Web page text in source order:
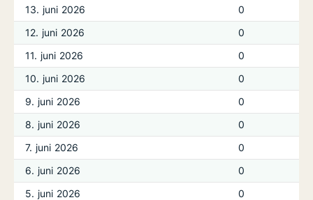
13. juni 2026
0
12. juni 2026
0
11. juni 2026
0
10. juni 2026
0
9. juni 2026
0
8. juni 2026
0
7. juni 2026
0
6. juni 2026
0
5. juni 2026
0